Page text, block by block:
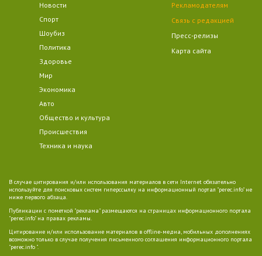
Новости
Спорт
Шоубиз
Политика
Здоровье
Мир
Экономика
Авто
Общество и культура
Происшествия
Техника и наука
Рекламодателям
Связь с редакцией
Пресс-релизы
Карта сайта
В случае цитирования и/или использования материалов в сети Internet обязательно
используйте для поисковых систем гиперссылку на информационный портал "perec.info" не
ниже первого абзаца.
Публикации с пометкой "реклама" размещаются на страницах информационного портала
"perec.info" на правах рекламы.
Цитирование и/или использование материалов в offline-медиа, мобильных дополнениях
возможно только в случае получения письменного соглашения информационного портала
"perec.info ".